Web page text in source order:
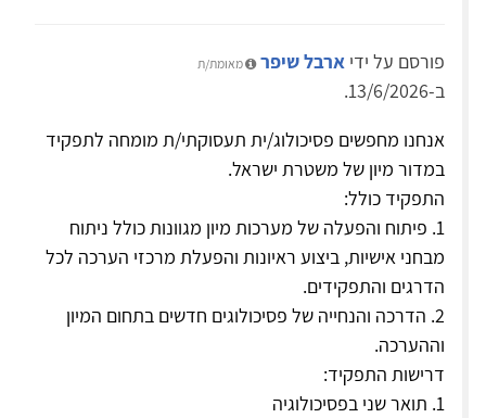
פורסם על ידי ארבל שיפר מאומת/ת
ב-13/6/2026.
אנחנו מחפשים פסיכולוג/ית תעסוקתי/ת מומחה לתפקיד
במדור מיון של משטרת ישראל.
התפקיד כולל:
1. פיתוח והפעלה של מערכות מיון מגוונות כולל ניתוח
מבחני אישיות, ביצוע ראיונות והפעלת מרכזי הערכה לכל
הדרגים והתפקידים.
2. ⁠הדרכה והנחייה של פסיכולוגים חדשים בתחום המיון
וההערכה.
דרישות התפקיד:
1. תואר שני בפסיכולוגיה